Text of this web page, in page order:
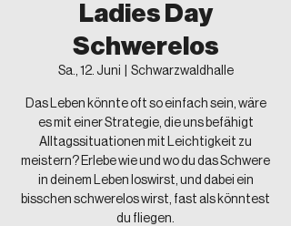
Ladies Day
Schwerelos
Sa., 12. Juni Schwarzwaldhalle
Das Leben könnte oft so einfach sein, wäre
es mit einer Strategie, die uns befähigt
Alltagssituationen mit Leichtigkeit zu
meistern? Erlebe wie und wo du das Schwere
in deinem Leben loswirst, und dabei ein
bisschen schwerelos wirst, fast als könntest
du fliegen.